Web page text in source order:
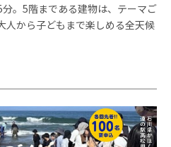
。5階まである建物は、テーマご
人から子どもまで楽しめる全天候